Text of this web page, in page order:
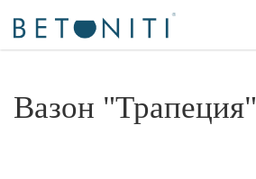
Вазон "Трапеция"